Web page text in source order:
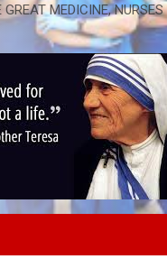
MEDICINE,